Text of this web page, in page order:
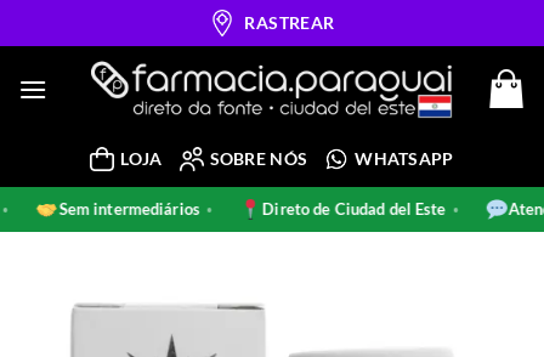
to
RASTREAR
LOJA SOBRE NÓS WHATSAPP
Sem intermediários Direto de Ciudad del Este